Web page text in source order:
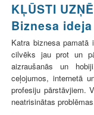
i
j
u
p
a
s
a
u
l
KĻŪSTI
Biznesa ideja
Katra biznesa
cilvēks jau prot un
aizraušanās un
ceļojumos, internetā
profesiju pārstāvjiem.
neatrisinātas